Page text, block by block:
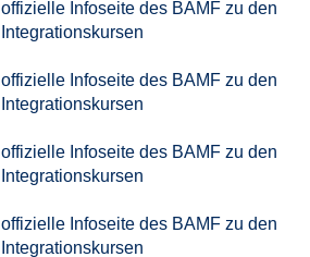
offizielle Infoseite des BAMF zu den
Integrationskursen
offizielle Infoseite des BAMF zu den
Integrationskursen
offizielle Infoseite des BAMF zu den
Integrationskursen
offizielle Infoseite des BAMF zu den
Integrationskursen